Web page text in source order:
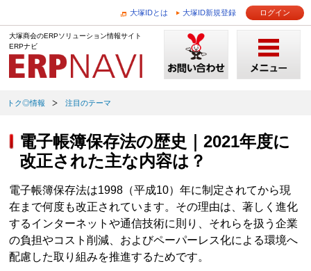
大塚IDとは 大塚ID新規登録 ログイン
大塚商会のERPソリューション情報サイト
ERPナビ
トク◎情報 注目のテーマ
電子帳簿保存法の歴史｜2021年度に
改正された主な内容は？
電子帳簿保存法は1998（平成10）年に制定されてから現
在まで何度も改正されています。その理由は、著しく進化
するインターネットや通信技術に則り、それらを扱う企業
の負担やコスト削減、およびペーパーレス化による環境へ
配慮した取り組みを推進するためです。